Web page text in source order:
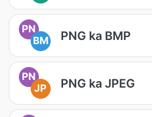
PN
BM
PNG ka BMP
PN
JP
PNG ka JPEG